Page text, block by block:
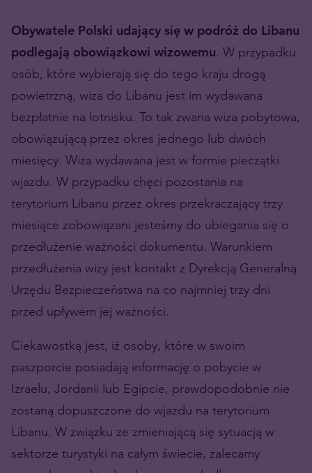
Obywatele Polski udający się w podróż do Libanu
podlegają obowiązkowi wizowemu. W przypadku
osób, które wybierają się do tego kraju drogą
powietrzną, wiza do Libanu jest im wydawana
bezpłatnie na lotnisku. To tak zwana wiza pobytowa,
obowiązującą przez okres jednego lub dwóch
miesięcy. Wiza wydawana jest w formie pieczątki
wjazdu. W przypadku chęci pozostania na
terytorium Libanu przez okres przekraczający trzy
miesiące zobowiązani jesteśmy do ubiegania się o
przedłużenie ważności dokumentu. Warunkiem
przedłużenia wizy jest kontakt z Dyrekcją Generalną
Urzędu Bezpieczeństwa na co najmniej trzy dni
przed upływem jej ważności.
Ciekawostką jest, iż osoby, które w swoim
paszporcie posiadają informację o pobycie w
Izraelu, Jordanii lub Egipcie, prawdopodobnie nie
zostaną dopuszczone do wjazdu na terytorium
Libanu. W związku ze zmieniającą się sytuacją w
sektorze turystyki na całym świecie, zalecamy